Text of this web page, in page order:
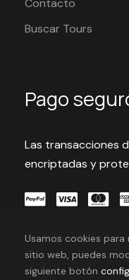
Contacto
Buscar Tours
Pago
Las transacciones
encriptadas y
Usamos cookies
sitio web, puedes
siguiente botón